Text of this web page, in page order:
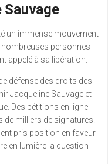
Sauvage
un immense mouvement
nombreuses personnes
appelé à sa libération.
défense des droits des
Jacqueline Sauvage et
Des pétitions en ligne
de milliers de signatures.
pris position en faveur
en lumière la question